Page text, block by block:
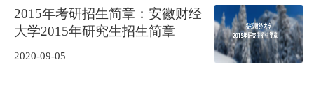
2015年考研招生简章：安徽财经
大学2015年研究生招生简章
2020-09-05